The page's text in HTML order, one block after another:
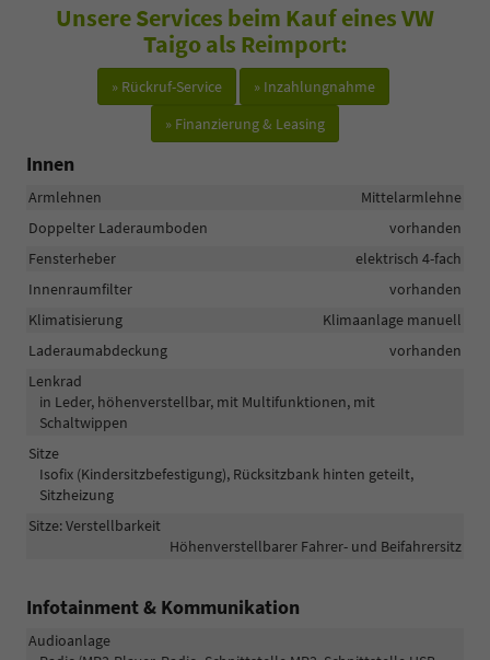
Unsere Services beim Kauf eines VW
Taigo als Reimport:
» Rückruf-Service
» Inzahlungnahme
» Finanzierung & Leasing
Innen
Armlehnen
Mittelarmlehne
Doppelter Laderaumboden
vorhanden
Fensterheber
elektrisch 4-fach
Innenraumfilter
vorhanden
Klimatisierung
Klimaanlage manuell
Laderaumabdeckung
vorhanden
Lenkrad
in Leder, höhenverstellbar, mit Multifunktionen, mit
Schaltwippen
Sitze
Isofix (Kindersitzbefestigung), Rücksitzbank hinten geteilt,
Sitzheizung
Sitze: Verstellbarkeit
Höhenverstellbarer Fahrer- und Beifahrersitz
Infotainment & Kommunikation
Audioanlage